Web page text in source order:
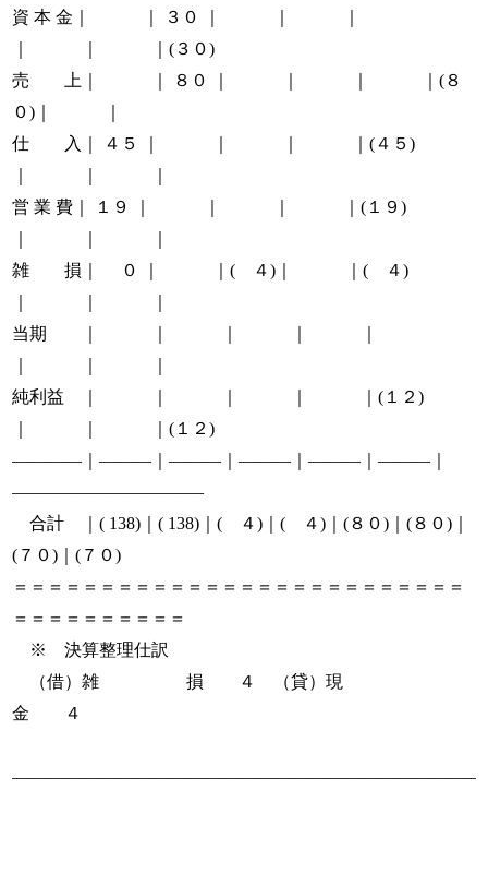
資 本 金｜ ｜ ３０ ｜ ｜ ｜
｜ ｜ ｜(３０)
売 上｜ ｜ ８０ ｜ ｜ ｜ ｜(８
０)｜ ｜
仕 入｜ ４５ ｜ ｜ ｜ ｜(４５)
営 業 費｜ １９ ｜ ｜ ｜ ｜(１９)
雑 損｜ ０ ｜ ｜( ４)｜ ｜( ４)
当期 ｜ ｜ ｜ ｜ ｜
純利益 ｜ ｜ ｜ ｜ ｜(１２)
｜ ｜ ｜(１２)
――――｜―――｜―――｜―――｜―――｜―――｜
―――――――――――
合計 ｜( 138)｜( 138)｜( ４)｜( ４)｜(８０)｜(８０)｜
(７０)｜(７０)
＝＝＝＝＝＝＝＝＝＝＝＝＝＝＝＝＝＝＝＝＝＝＝＝＝＝
＝＝＝＝＝＝＝＝＝＝
※ 決算整理仕訳
（借）雑 損 ４ （貸）現
金 ４